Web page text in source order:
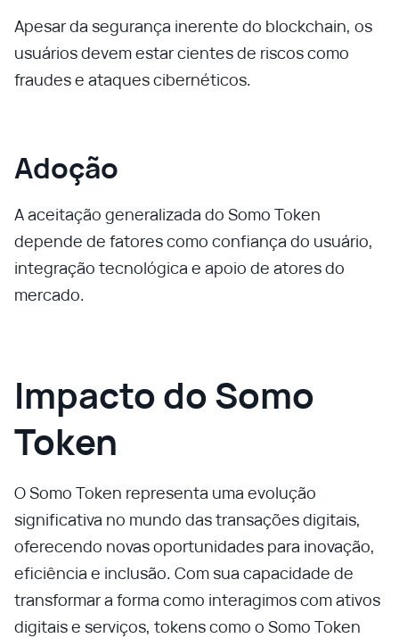
Apesar da segurança inerente do blockchain, os
usuários devem estar cientes de riscos como
fraudes e ataques cibernéticos.
Adoção
A aceitação generalizada do Somo Token
depende de fatores como confiança do usuário,
integração tecnológica e apoio de atores do
mercado.
Impacto do Somo
Token
O Somo Token representa uma evolução
significativa no mundo das transações digitais,
oferecendo novas oportunidades para inovação,
eficiência e inclusão. Com sua capacidade de
transformar a forma como interagimos com ativos
digitais e serviços, tokens como o Somo Token